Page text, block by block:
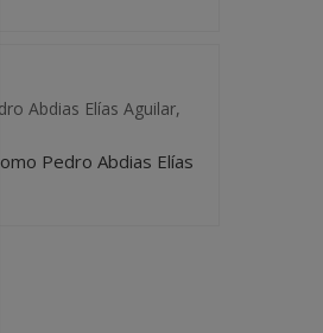
Abdias Elías Aguilar,
Pedro Abdias Elías